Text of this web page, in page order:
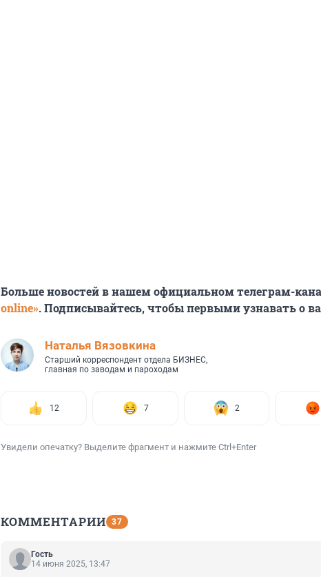
Больше новостей в нашем официальном телеграм-
online». Подписывайтесь, чтобы первыми узнавать о
Наталья Вязовкина
Старший корреспондент отдела БИЗНЕС,
главная по заводам и пароходам
12 7 2
Увидели опечатку? Выделите фрагмент и нажмите Ctrl+Enter
КОММЕНТАРИИ 37
Гость
14 июня 2025, 13:47